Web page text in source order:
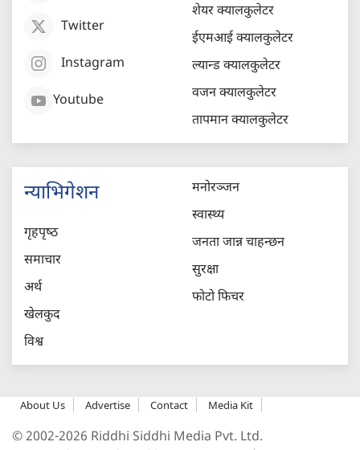
Twitter
Instagram
Youtube
शेयर क्यालकुलेटर
ईएमआई क्यालकुलेटर
ल्यान्ड क्यालकुलेटर
वजन क्यालकुलेटर
तापमान क्यालकुलेटर
न्याभिगेशन
गृहपृष्‍ठ
समाचार
अर्थ
खेलकुद
विश्व
मनोरञ्जन
स्वास्थ्य
जनता जान्न चाहन्छन
सुरक्षा
फोटो फिचर
About Us Advertise Contact Media Kit
© 2002-2026 Riddhi Siddhi Media Pvt. Ltd.